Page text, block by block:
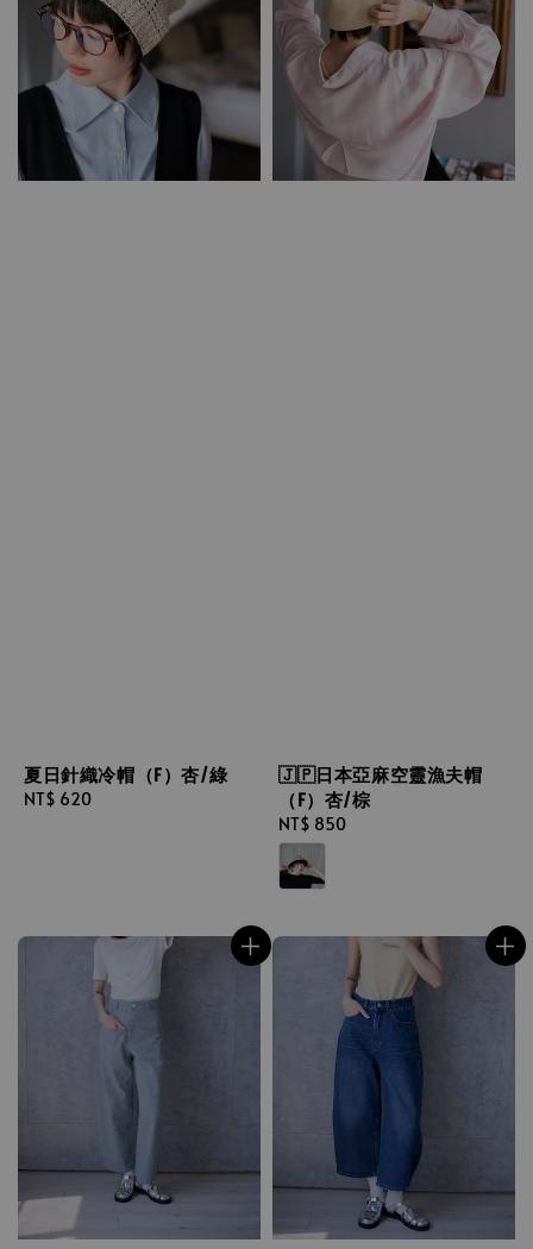
夏日針織冷帽（F）杏/綠
Regular
NT$ 620
🇯🇵日本亞麻空靈漁夫帽
（F）杏/棕
Regular
price
NT$ 850